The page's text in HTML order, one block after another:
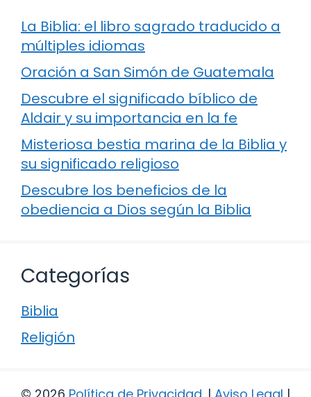
La Biblia: el libro sagrado traducido a
múltiples idiomas
Oración a San Simón de Guatemala
Descubre el significado bíblico de
Aldair y su importancia en la fe
Misteriosa bestia marina de la Biblia y
su significado religioso
Descubre los beneficios de la
obediencia a Dios según la Biblia
Categorías
Biblia
Religión